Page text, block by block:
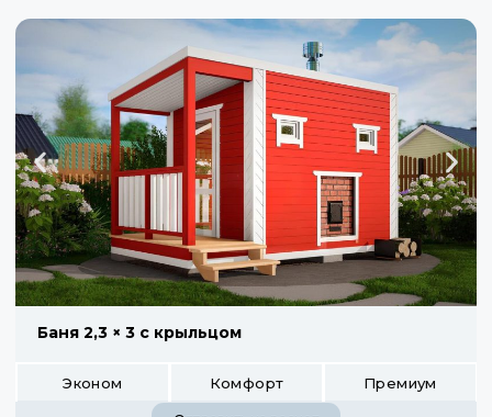
Баня 2,3 × 3 с крыльцом
Эконом Комфорт Премиум